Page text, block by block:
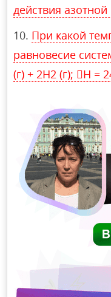
действия азотной
При какой
равновесие
(г) + 2Н2 (г); Н =